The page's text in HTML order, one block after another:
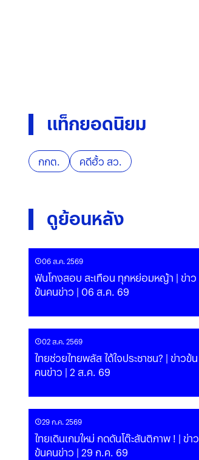
แท็กยอดนิยม
กกต. คดีฮั้ว สว.
ดูย้อนหลัง
06 ส.ค. 2569
ฟันโกงสอบ สะเทือน ทุกหย่อมหญ้า | ข่าว
ข้นคนข่าว | 06 ส.ค. 69
02 ส.ค. 2569
ไทยช่วยไทยพลัส ได้ใจประชาชน? | ข่าวข้น
คนข่าว | 2 ส.ค. 69
29 ก.ค. 2569
ไทยเดินเกมใหม่ กดดันโต๊ะสันติภาพ ! | ข่าว
ข้นคนข่าว | 29 ก.ค. 69